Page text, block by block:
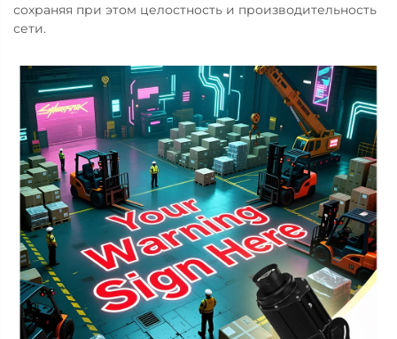
сохраняя при этом целостность и производительность
сети.